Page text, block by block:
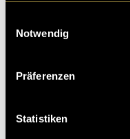
Notwendig
Präferenzen
Statistiken
(Aus
hochgeladen. Falls
bitte persönlich.)
(vha)